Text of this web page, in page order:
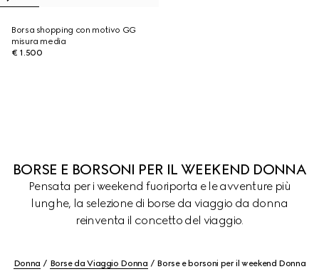
Borsa shopping con motivo GG
misura media
€ 1.500
BORSE E BORSONI PER IL WEEKEND DONNA
Pensata per i weekend fuoriporta e le avventure più
lunghe, la selezione di borse da viaggio da donna
reinventa il concetto del viaggio.
Donna Borse da Viaggio Donna Borse e borsoni per il weekend Donna